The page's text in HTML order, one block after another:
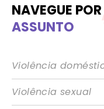
NAVEGUE POR
ASSUNTO
Violência
Violência sexual